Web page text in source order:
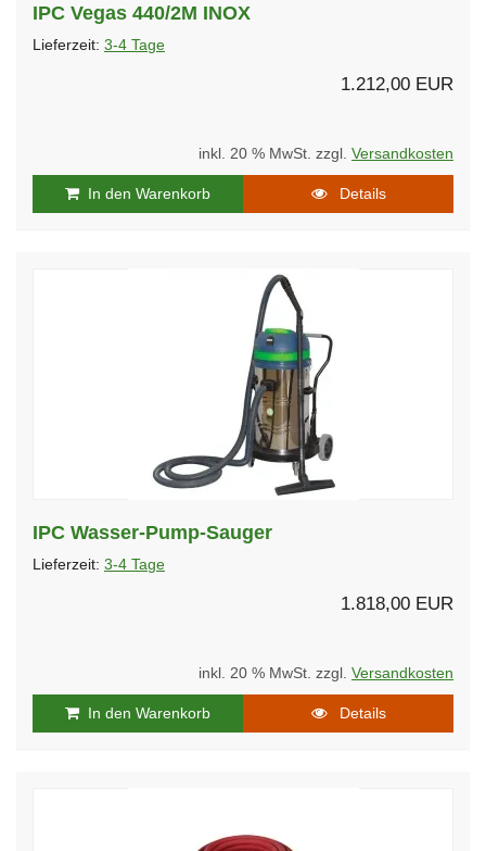
IPC Vegas 440/2M INOX
Lieferzeit: 3-4 Tage
1.212,00 EUR
inkl. 20 % MwSt. zzgl. Versandkosten
In den Warenkorb Details
IPC Wasser-Pump-Sauger
Lieferzeit: 3-4 Tage
1.818,00 EUR
inkl. 20 % MwSt. zzgl. Versandkosten
In den Warenkorb Details